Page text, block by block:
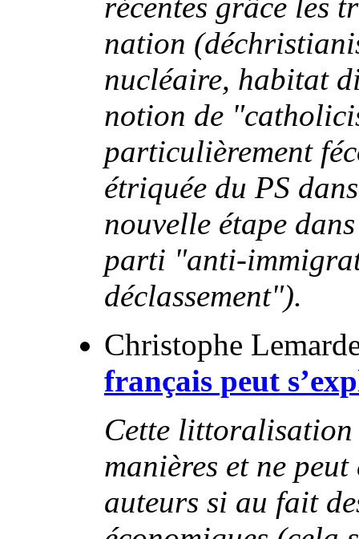
nation
nucléaire, habitat
notion de
particulièrement
étriquée du PS
nouvelle étape
parti "anti-
déclassement").
Christophe
français peut
Cette littoralisation
manières et ne
auteurs si au fait